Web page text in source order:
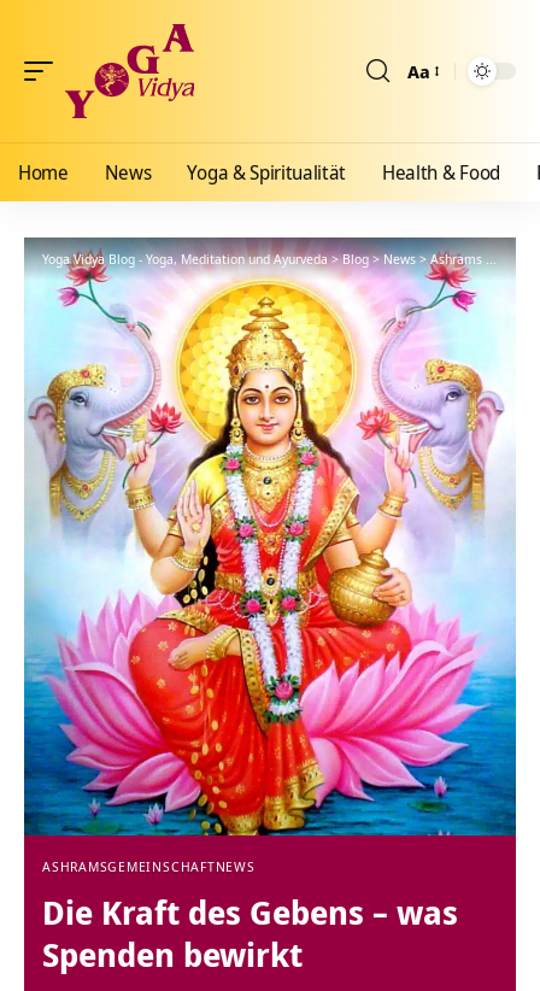
Aa
Home News Yoga & Spiritualität Health & Food
Yoga Vidya Blog - Yoga, Meditation und Ayurveda>Blog>News>Ashrams>
ASHRAMSGEMEINSCHAFTNEWS
Die Kraft des Gebens – was
Spenden bewirkt